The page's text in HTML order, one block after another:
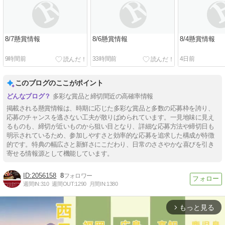
8/7懸賞情報
9時間前
8/6懸賞情報
33時間前
8/4懸賞情報
4日前
このブログのここがポイント
多彩な賞品と締切間近の高確率情報
掲載される懸賞情報は、時期に応じた多彩な賞品と多数の応募枠を誇り、
応募のチャンスを逃さない工夫が散りばめられています。一見地味に見え
るものも、締切が近いものから狙い目となり、詳細な応募方法や締切日も
明示されているため、参加しやすさと効率的な応募を追求した構成が特徴
的です。特典の幅広さと新鮮さにこだわり、日常のささやかな喜びを引き
寄せる情報源として機能しています。
2056158 8
週間IN:310 週間OUT:1290 月間IN:1380
arrow_forward_ios もっと見る